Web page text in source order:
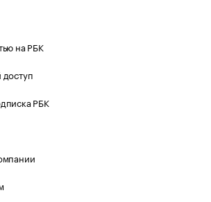
на РБК
РБК